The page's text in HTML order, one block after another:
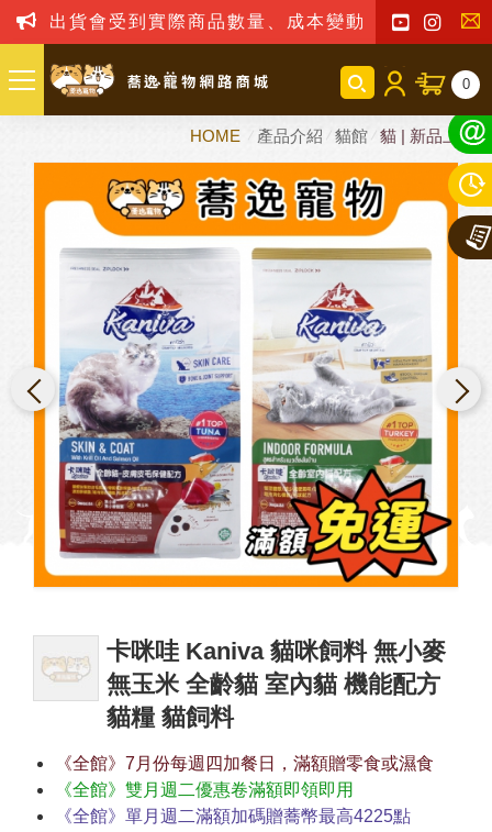
出貨會受到實際商品數量、成本變動之影響，我
聯
我
們
0
HOME 產品介紹 貓館 貓 | 新品上市
卡咪哇 Kaniva 貓咪飼料 無小麥
無玉米 全齡貓 室內貓 機能配方
貓糧 貓飼料
《全館》7月份每週四加餐日，滿額贈零食或濕食
《全館》雙月週二優惠卷滿額即領即用
《全館》單月週二滿額加碼贈蕎幣最高4225點